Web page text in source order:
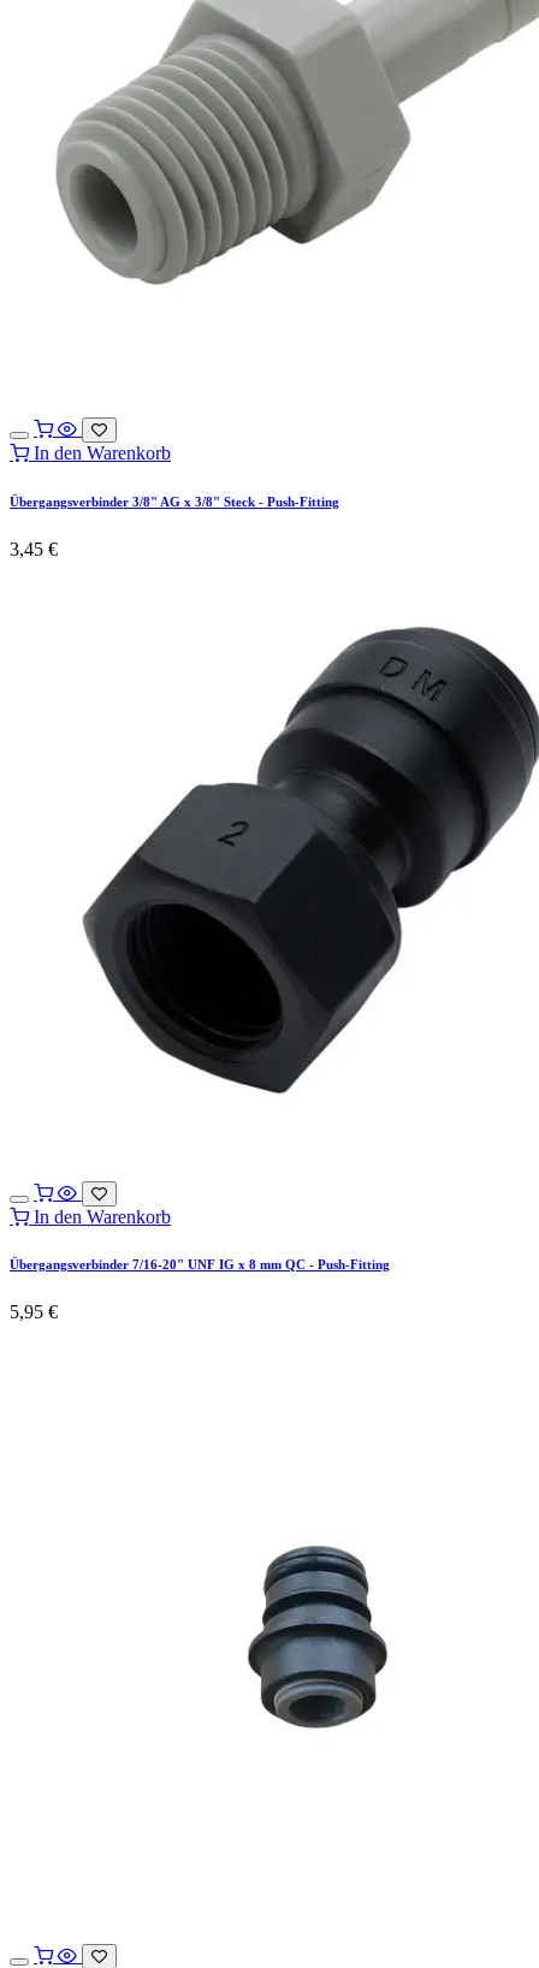
In den Warenkorb
Übergangsverbinder 3/8" AG x 3/8" Steck - Push-Fitting
3,45 €
In den Warenkorb
Übergangsverbinder 7/16-20" UNF IG x 8 mm QC - Push-Fitting
5,95 €